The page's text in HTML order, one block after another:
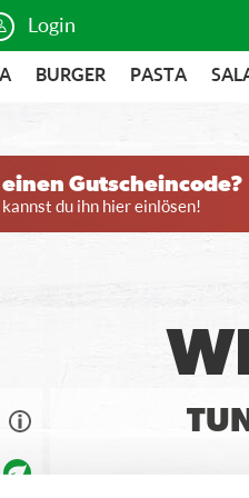
Login
BURGER PASTA
einen Gutscheincode?
kannst du ihn hier einlösen!